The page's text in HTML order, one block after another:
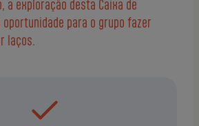
a exploração desta Caixa de
oportunidade para o grupo fazer
laços.